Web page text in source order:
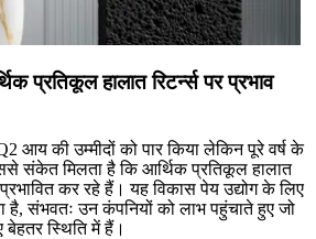
प्रतिकूल हालात रिटर्न्स पर प्रभाव
आय की उम्मीदों को पार किया लेकिन पूरे वर्ष के
संकेत मिलता है कि आर्थिक प्रतिकूल हालात
कर रहे हैं। यह विकास पेय उद्योग के लिए
है, संभवतः उन कंपनियों को लाभ पहुंचाते हुए जो
स्थिति में हैं।